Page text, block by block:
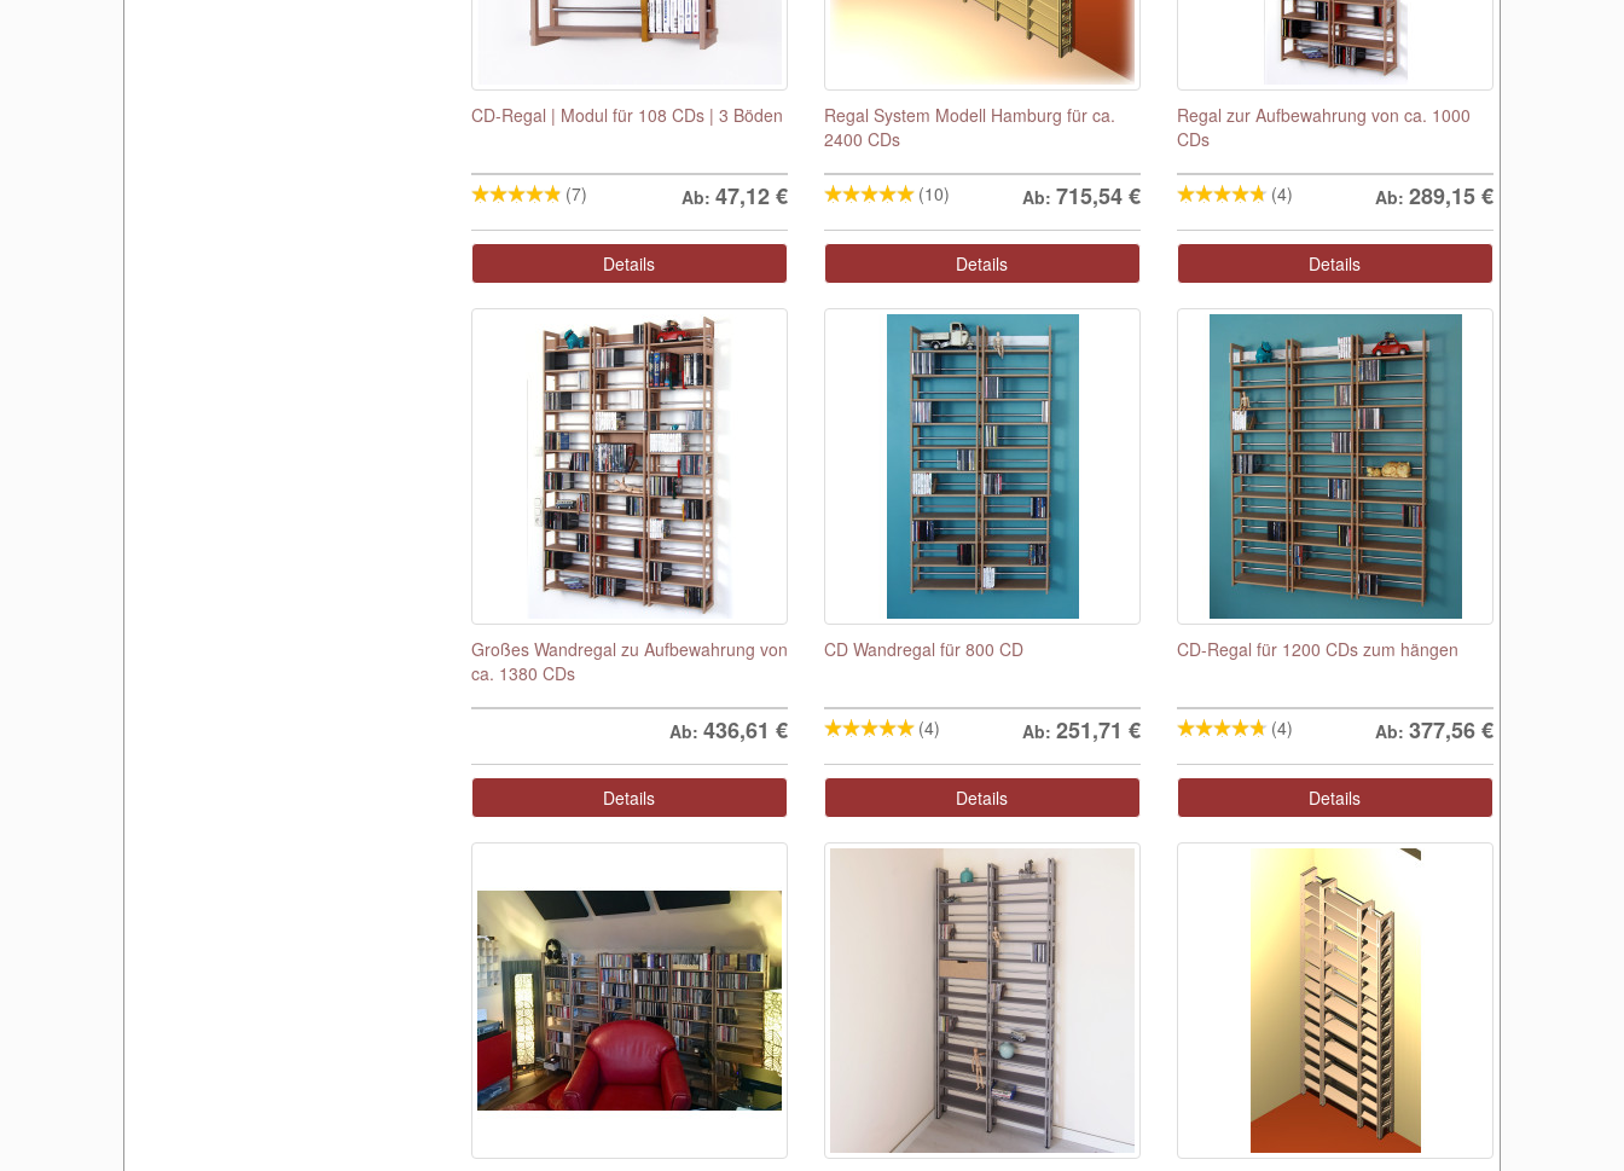
CD-Regal | Modul für 108 CDs | 3 Böden
(7) Ab: 47,12€
Details
Regal System Modell Hamburg für ca.
2400 CDs
(10) Ab: 715,54€
Details
Regal zur Aufbewahrung von ca. 1000
CDs
(4) Ab: 289,15€
Details
Großes Wandregal zu Aufbewahrung von
ca. 1380 CDs
Ab: 436,61 €
Details
CD Wandregal für 800 CD
(4) Ab: 251,71 €
Details
CD-Regal für 1200 CDs zum hängen
(4) Ab: 377,56€
Details